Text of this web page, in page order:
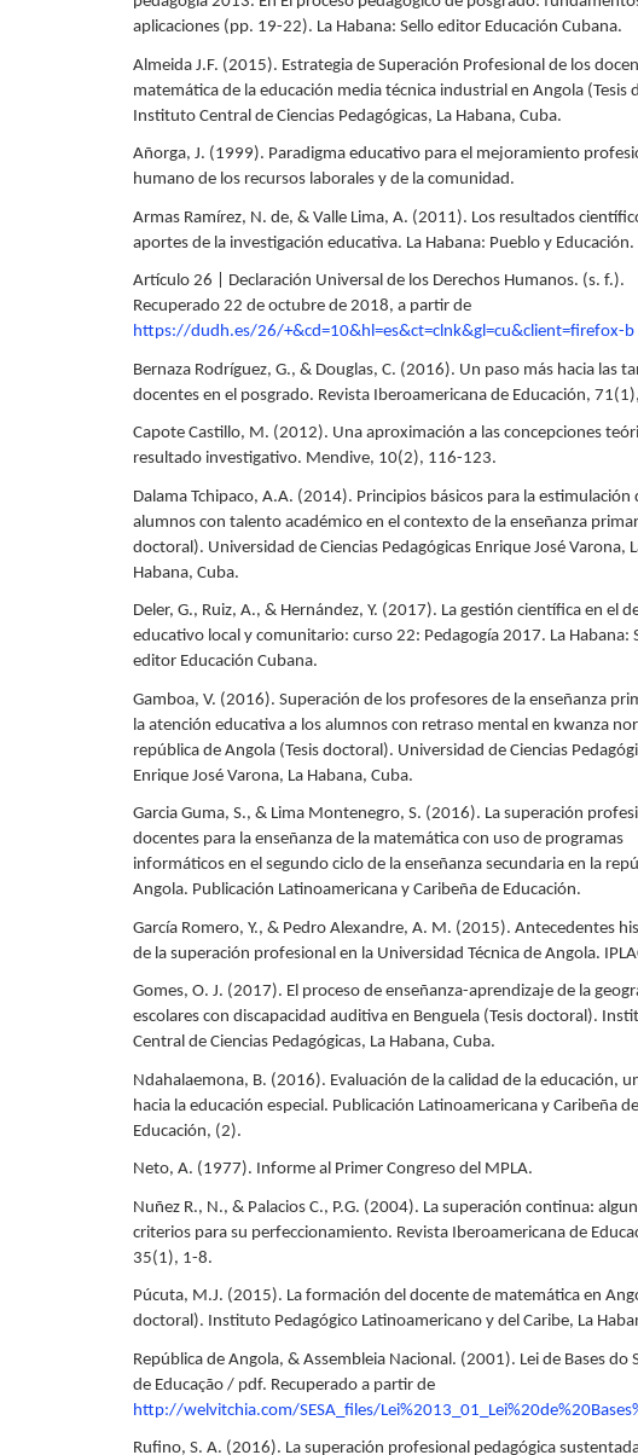
aplicaciones (pp. 19-22). La Habana: Sello editor Educación Cubana.
Almeida J.F. (2015). Estrategia de Superación Profesional de los
matemática de la educación media técnica industrial en Angola (Tesis
Instituto Central de Ciencias Pedagógicas, La Habana, Cuba.
Añorga, J. (1999). Paradigma educativo para el mejoramiento
humano de los recursos laborales y de la comunidad.
Armas Ramírez, N. de, & Valle Lima, A. (2011). Los resultados
aportes de la investigación educativa. La Habana: Pueblo y Educación.
Artículo 26 | Declaración Universal de los Derechos Humanos. (s. f.).
Recuperado 22 de octubre de 2018, a partir de
https://dudh.es/26/+&cd=10&hl=es&ct=clnk&gl=cu&client=firefox-b
Bernaza Rodríguez, G., & Douglas, C. (2016). Un paso más hacia las
docentes en el posgrado. Revista Iberoamericana de Educación,
Capote Castillo, M. (2012). Una aproximación a las concepciones
resultado investigativo. Mendive, 10(2), 116-123.
Dalama Tchipaco, A.A. (2014). Principios básicos para la estimulación
alumnos con talento académico en el contexto de la enseñanza
doctoral). Universidad de Ciencias Pedagógicas Enrique José Varona,
Habana, Cuba.
Deler, G., Ruiz, A., & Hernández, Y. (2017). La gestión científica en el
educativo local y comunitario: curso 22: Pedagogía 2017. La Habana:
editor Educación Cubana.
Gamboa, V. (2016). Superación de los profesores de la enseñanza
la atención educativa a los alumnos con retraso mental en kwanza
república de Angola (Tesis doctoral). Universidad de Ciencias
Enrique José Varona, La Habana, Cuba.
Garcia Guma, S., & Lima Montenegro, S. (2016). La superación
docentes para la enseñanza de la matemática con uso de programas
informáticos en el segundo ciclo de la enseñanza secundaria en la
Angola. Publicación Latinoamericana y Caribeña de Educación.
García Romero, Y., & Pedro Alexandre, A. M. (2015). Antecedentes
de la superación profesional en la Universidad Técnica de Angola.
Gomes, O. J. (2017). El proceso de enseñanza-aprendizaje de la
escolares con discapacidad auditiva en Benguela (Tesis doctoral).
Central de Ciencias Pedagógicas, La Habana, Cuba.
Ndahalaemona, B. (2016). Evaluación de la calidad de la educación,
hacia la educación especial. Publicación Latinoamericana y Caribeña de
Educación, (2).
Neto, A. (1977). Informe al Primer Congreso del MPLA.
Nuñez R., N., & Palacios C., P.G. (2004). La superación continua:
criterios para su perfeccionamiento. Revista Iberoamericana de
35(1), 1-8.
Púcuta, M.J. (2015). La formación del docente de matemática en
doctoral). Instituto Pedagógico Latinoamericano y del Caribe, La
República de Angola, & Assembleia Nacional. (2001). Lei de Bases do
de Educação / pdf. Recuperado a partir de
http://welvitchia.com/SESA_files/
Rufino, S. A. (2016). La superación profesional pedagógica